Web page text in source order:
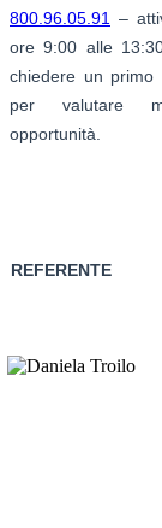
800.96.05.91
–
ore 9:00 alle
chiedere un primo
per valutare
opportunità.
REFERENTE